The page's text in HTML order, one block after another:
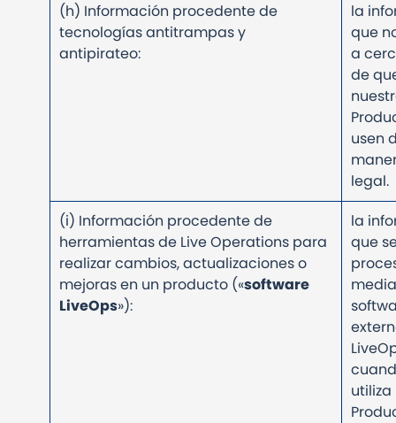
(h) Información procedente de
tecnologías antitrampas y
antipirateo:
la
que
a
de
usen
legal.
(i) Información procedente de
herramientas de Live Operations para
realizar cambios, actualizaciones o
mejoras en un producto («software
LiveOps»):
la
que
utiliza